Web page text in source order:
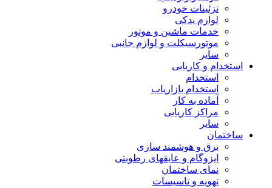
تزئینات خودرو
لوازم یدکی
خدمات ماشین و موتور
موتورسیکلت و لوازم جانبی
سایر
استخدام و کاریابی
استخدام
استخدام بازاریاب
آماده به کار
مراکز کاریابی
سایر
ساختمان
برق و هوشمند سازی
ایزوگام و عایقهای رطوبتی
نمای ساختمان
تهویه و تاسیسات